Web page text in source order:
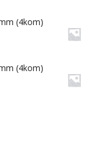
(4kom)
(4kom)